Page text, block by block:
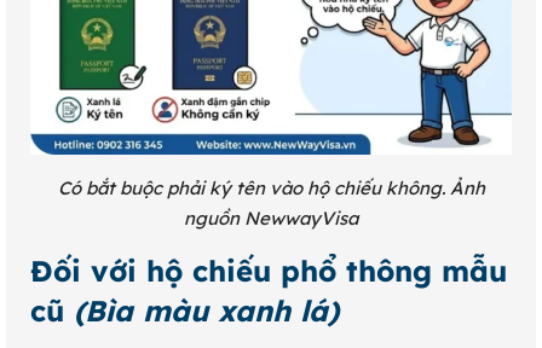
Có bắt buộc phải ký tên vào hộ chiếu không. Ảnh
nguồn NewwayVisa
Đối với hộ chiếu phổ thông mẫu
cũ (Bìa màu xanh lá)